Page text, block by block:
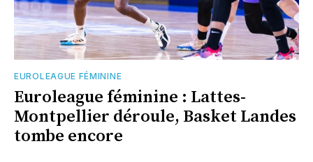
EUROLEAGUE FÉMININE
Euroleague féminine : Lattes-
Montpellier déroule, Basket Landes
tombe encore